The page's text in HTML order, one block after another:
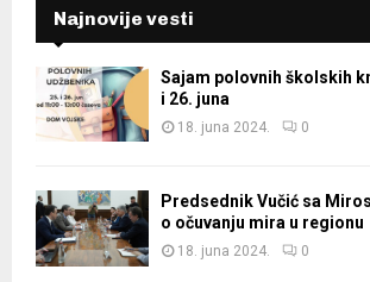
Najnovije vesti
Sajam polovnih školskih
i 26. juna
18. juna 2024. 0
Predsednik Vučić sa
o očuvanju mira u regionu
18. juna 2024. 0